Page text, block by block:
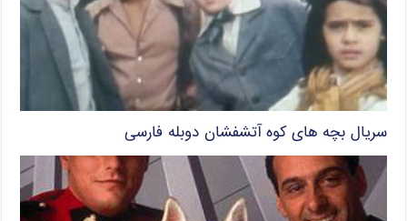
سریال بچه های کوه آتشفشان دوبله فارسی